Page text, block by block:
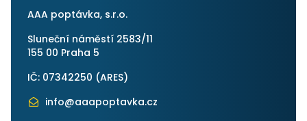
AAA poptávka, s.r.o.
Sluneční náměstí 2583/11
155 00 Praha 5
IČ: 07342250 (ARES)
info@aaapoptavka.cz